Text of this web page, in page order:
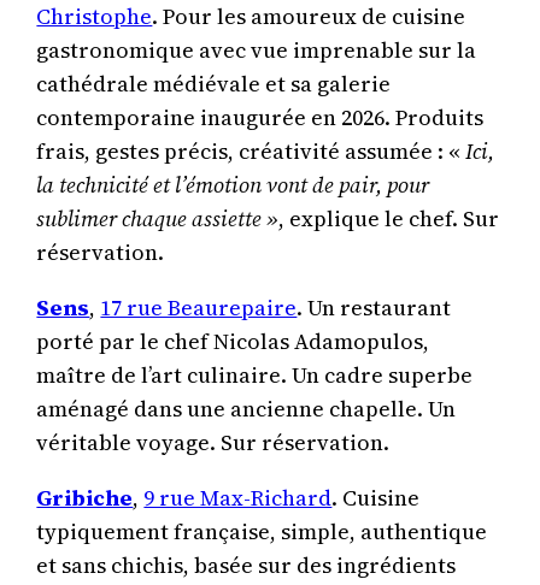
Christophe. Pour les amoureux de cuisine
gastronomique avec vue imprenable sur la
cathédrale médiévale et sa galerie
contemporaine inaugurée en 2026. Produits
frais, gestes précis, créativité assumée : «Ici,
la technicité et l’émotion vont de pair, pour
sublimer chaque assiette », explique le chef. Sur
réservation.
Sens, 17 rue Beaurepaire. Un restaurant
porté par le chef Nicolas Adamopulos,
maître de l’art culinaire. Un cadre superbe
aménagé dans une ancienne chapelle. Un
véritable voyage. Sur réservation.
Gribiche, 9 rue Max-Richard. Cuisine
typiquement française, simple, authentique
et sans chichis, basée sur des ingrédients